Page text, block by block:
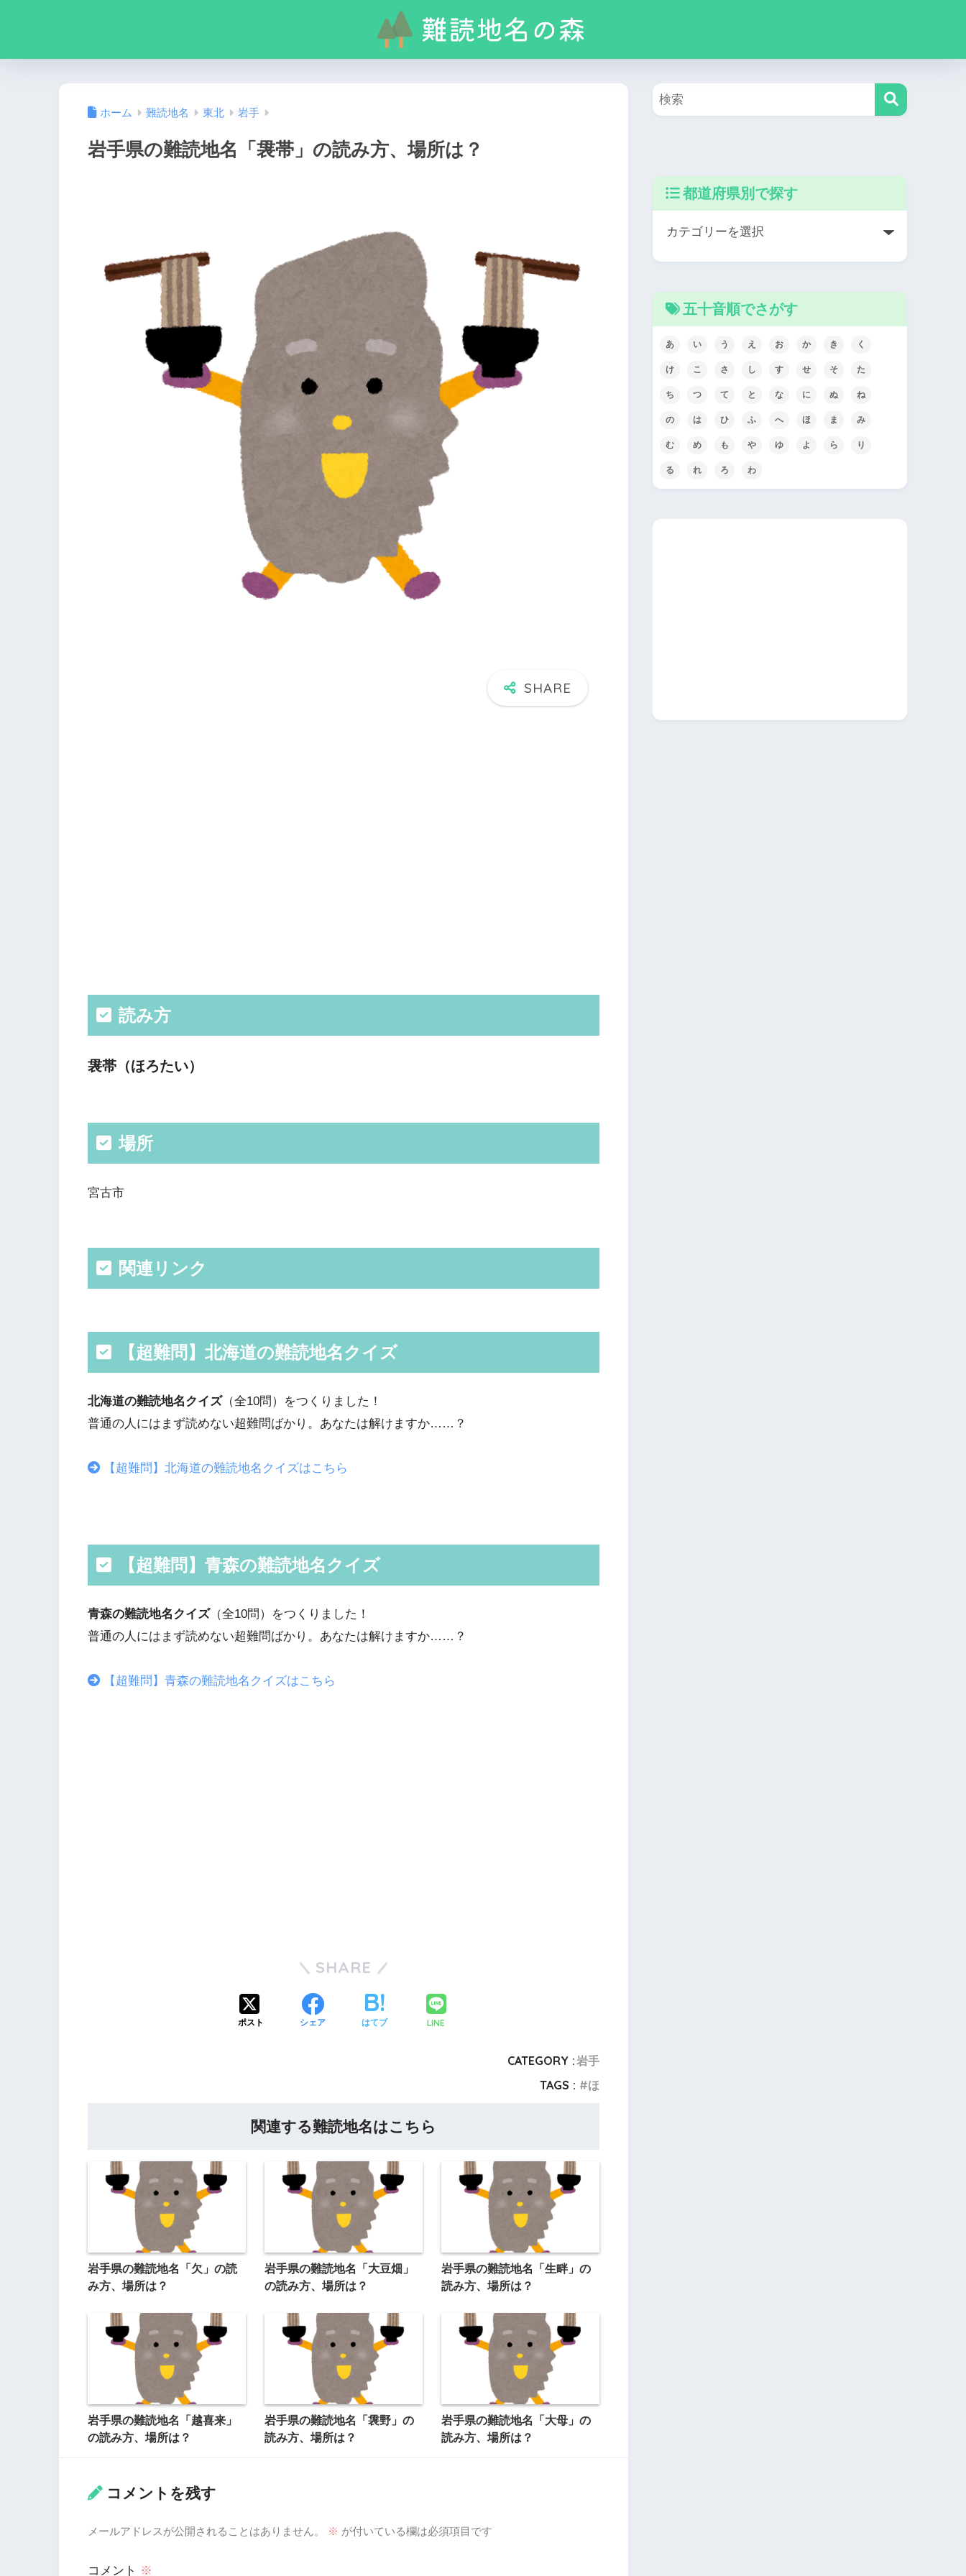
ホーム 難読地名 東北 岩手
岩手県の難読地名「袰帯」の読み方、場所は？
読み方
袰帯（ほろたい）
場所
宮古市
関連リンク
【超難問】北海道の難読地名クイズ
北海道の難読地名クイズ（全10問）をつくりました！
普通の人にはまず読めない超難問ばかり。あなたは解けますか……？
【超難問】北海道の難読地名クイズはこちら
【超難問】青森の難読地名クイズ
青森の難読地名クイズ（全10問）をつくりました！
普通の人にはまず読めない超難問ばかり。あなたは解けますか……？
【超難問】青森の難読地名クイズはこちら
SHARE
ポスト シェア はてブ LINE
CATEGORY :岩手
TAGS :
ほ
関連する難読地名はこちら
岩手県の難読地名「欠」の読
み方、場所は？
岩手県の難読地名「大豆畑」
の読み方、場所は？
岩手県の難読地名「生畔」の
読み方、場所は？
岩手県の難読地名「越喜来」
の読み方、場所は？
岩手県の難読地名「袰野」の
読み方、場所は？
岩手県の難読地名「大母」の
読み方、場所は？
コメントを残す
メールアドレスが公開されることはありません。 ※ が付いている欄は必須項目です
コメント ※
都道府県別で探す
五十音順でさがす
あ い う え お か き く
け こ さ し す せ そ た
ち つ て と な に ぬ ね
の は ひ ふ へ ほ ま み
む め も や ゆ よ ら り
る れ ろ わ